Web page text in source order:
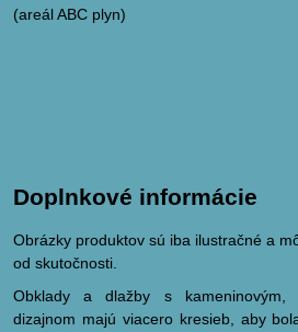
(areál ABC plyn)
Doplnkové informácie
Obrázky produktov sú iba ilustračné a
od skutočnosti.
Obklady a dlažby s kameninovým,
dizajnom majú viacero kresieb, aby